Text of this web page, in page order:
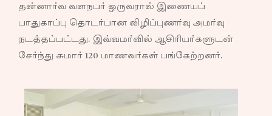
தன்னார்வ வளநபர் ஒருவரால் இணையப்
பாதுகாப்பு தொடர்பான விழிப்புணர்வு அமர்வு
நடத்தப்பட்டது. இவ்வமர்வில் ஆசிரியர்களுடன்
சேர்ந்து சுமார் 120 மாணவர்கள் பங்கேற்றனர்.